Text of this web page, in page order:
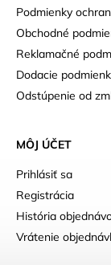
Podmienky
Obchodné
Reklamačné
Dodacie
Odstúpenie od
MÔJ ÚČET
Prihlásiť sa
Registrácia
História
Vrátenie